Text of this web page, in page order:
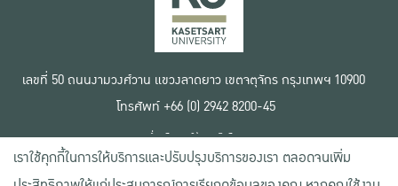
เลขที่ 50 ถนนงามวงศ์วาน แขวงลาดยาว เขตจตุจักร กรุงเทพฯ 10900
โทรศัพท์ +66 (0) 2942 8200-45
เงื่อนไขการใช้งานเว็บไซต์
ข้อตกลงด้านสิทธิ์ใช้งาน
นโยบายความเป็นส่วนตัว
เราใช้คุกกี้ในการให้บริการและปรับปรุงบริการของเรา ตลอดจนเพิ่ม